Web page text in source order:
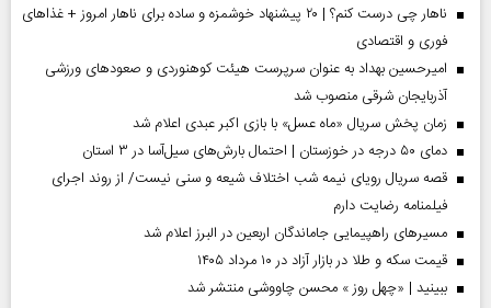
ناهار چی درست کنم؟ | ۲۰ پیشنهاد خوشمزه و ساده برای ناهار امروز + غذاهای
فوری و اقتصادی
امیرحسین بهداد به عنوان سرپرست هیئت کوهنوردی و صعودهای ورزشی
آذربایجان شرقی منصوب شد
زمان پخش سریال «ماه عسل» با بازی اکبر عبدی اعلام شد
دمای ۵۰ درجه در خوزستان | احتمال بارش‌های سیل‌آسا در ۳ استان
قصه سریال رویای نیمه شب اختلاف شیعه و سنی نیست/ از روند اجرای
فیلمنامه رضایت دارم
مسیر‌های راهپیمایی جاماندگان اربعین در البرز اعلام شد
قیمت سکه و طلا در بازار آزاد در ۱۰ مرداد ۱۴۰۵
ببینید | «چهل روز » محسن چاووشی منتشر شد